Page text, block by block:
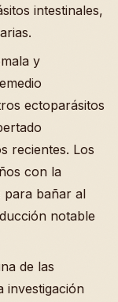
intestinales,
y
ectoparásitos
recientes. Los
con la
para bañar al
notable
de las
investigación